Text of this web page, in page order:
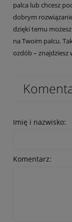
palca lub chcesz
dobrym
dzięki temu
na Twoim palcu.
ozdób – znajdziesz
Imię i nazwisko:
Komentarz: